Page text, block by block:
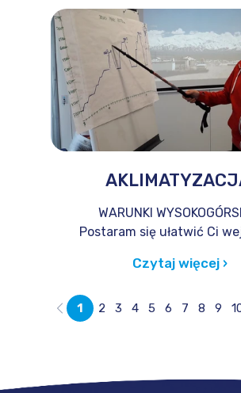
WARUNKI
Postaram się ułatwić Ci
Czytaj więcej ›
1 2 3 4 5 6 7 8 9